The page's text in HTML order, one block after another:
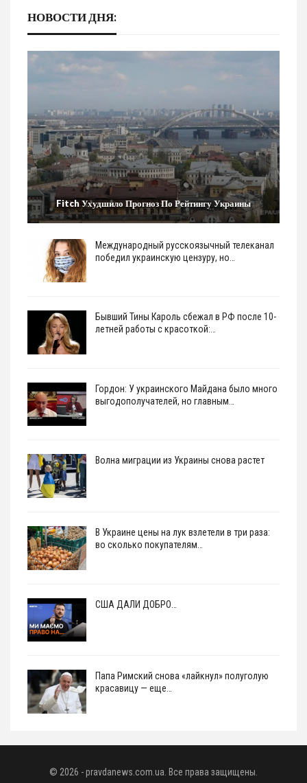
НОВОСТИ ДНЯ:
Fitch Ухудшило Прогноз По Рейтингу Украины
Международный русскоязычный телеканал
победил украинскую цензуру, но…
Бывший Тины Кароль сбежал в РФ после 10-
летней работы с красоткой:…
Гордон: У украинского Майдана было много
выгодополучателей, но главным…
Волна миграции из Украины снова растет
В Украине цены на лук взлетели в три раза:
во сколько покупателям…
США ДАЛИ ДОБРО…
Папа Римский снова «лайкнул» полуголую
красавицу — еще…
© 2026 - pravdanews.com.ua. Все права защищены.